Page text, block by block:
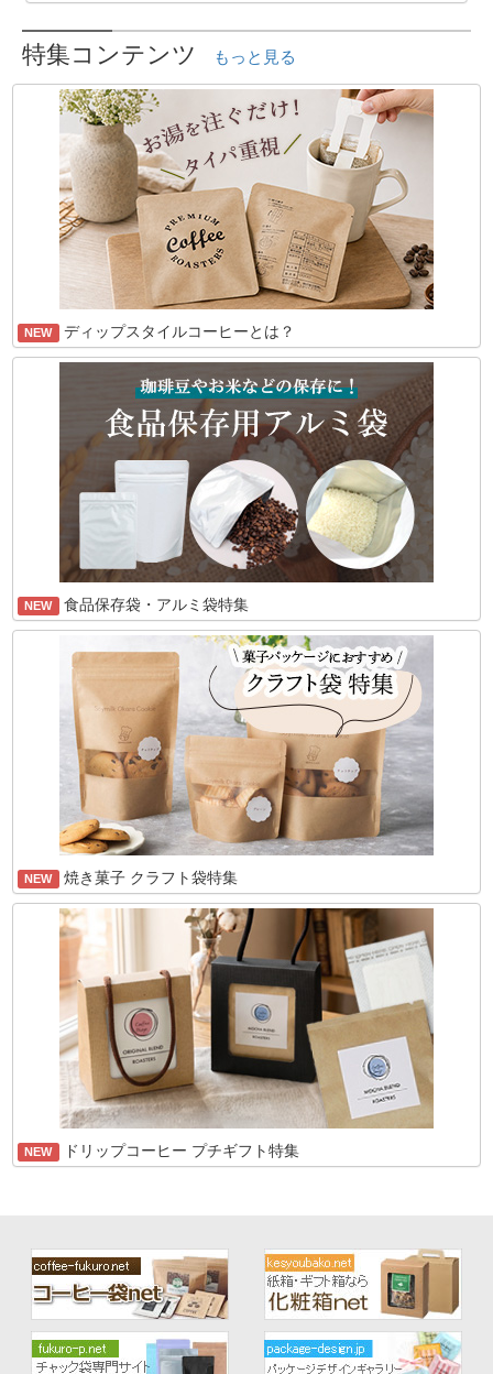
特集コンテンツ もっと見る
NEW ディップスタイルコーヒーとは？
NEW 食品保存袋・アルミ袋特集
NEW 焼き菓子 クラフト袋特集
NEW ドリップコーヒー プチギフト特集